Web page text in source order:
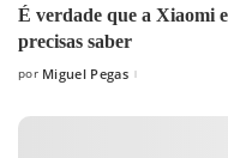
É verdade que a Xiaomi
precisas saber
Posted
por Miguel Pegas